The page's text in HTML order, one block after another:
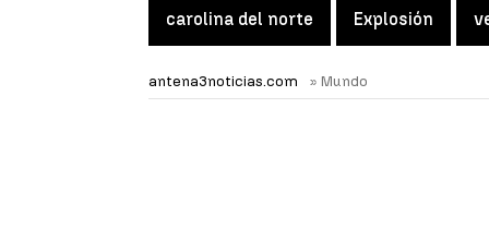
carolina del norte Explosión
antena3noticias.com » Mundo